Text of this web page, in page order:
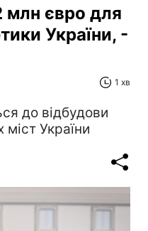
млн євро для
України, -
1 хв
до відбудови
України